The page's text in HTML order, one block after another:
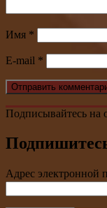
Имя *
E-mail *
Подписывайтесь на
Адрес электронной